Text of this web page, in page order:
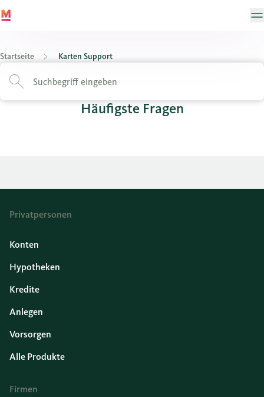
Startseite Karten Support
Häufigste Fragen
Privatpersonen
Konten
Hypotheken
Kredite
Anlegen
Vorsorgen
Alle Produkte
Firmen